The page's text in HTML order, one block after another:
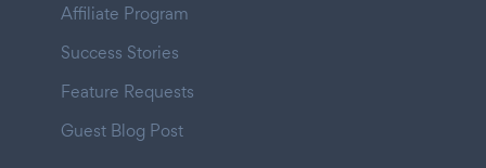
Affiliate Program
Success Stories
Feature Requests
Guest Blog Post